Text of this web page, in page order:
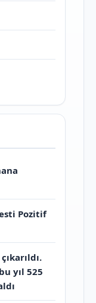
Pozitif
yıl 525